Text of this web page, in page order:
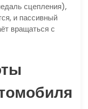
сцепления),
и пассивный
вращаться с